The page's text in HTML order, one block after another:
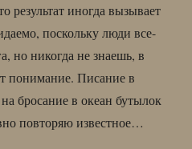
результат иногда вызывает
поскольку люди все-
но никогда не знаешь, в
понимание. Писание в
бросание в океан бутылок
повторяю известное…